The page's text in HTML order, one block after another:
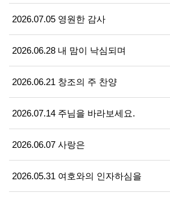
2026.07.05 영원한 감사
2026.06.28 내 맘이 낙심되며
2026.06.21 창조의 주 찬양
2026.07.14 주님을 바라보세요.
2026.06.07 사랑은
2026.05.31 여호와의 인자하심을